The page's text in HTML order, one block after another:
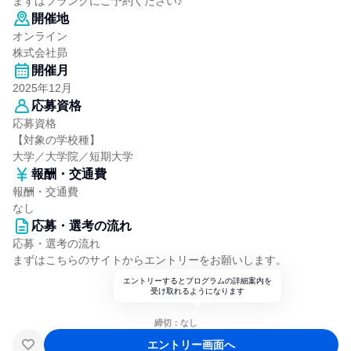
開催地
オンライン
株式会社昴
開催月
2025年12月
応募資格
応募資格
【対象の学校種】
大学／大学院／短期大学
報酬・交通費
報酬・交通費
なし
応募・選考の流れ
応募・選考の流れ
まずはこちらのサイトからエントリーをお願いします。
エントリーするとプログラムの詳細案内を
受け取れるようになります
締切：なし
エントリー画面へ